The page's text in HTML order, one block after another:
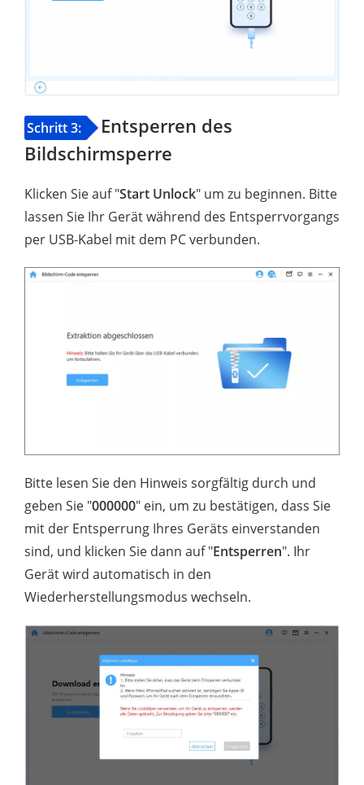
Schritt 3:
Entsperren des
Bildschirmsperre
Klicken Sie auf "Start Unlock" um zu beginnen. Bitte
lassen Sie Ihr Gerät während des Entsperrvorgangs
per USB-Kabel mit dem PC verbunden.
Bitte lesen Sie den Hinweis sorgfältig durch und
geben Sie "000000" ein, um zu bestätigen, dass Sie
mit der Entsperrung Ihres Geräts einverstanden
sind, und klicken Sie dann auf "Entsperren". Ihr
Gerät wird automatisch in den
Wiederherstellungsmodus wechseln.